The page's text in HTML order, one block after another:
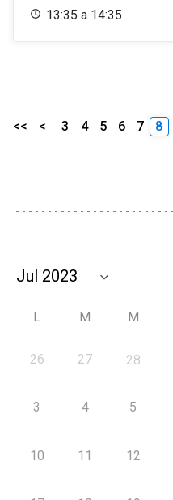
13:35 a 14:35
<< < 3 4 5 6 7 8
L M M
26 27 28
3 4 5
10 11 12